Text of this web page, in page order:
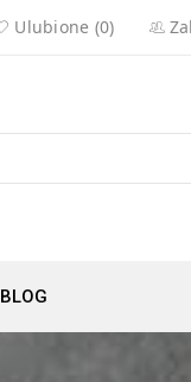
Ulubione (0)
BLOG